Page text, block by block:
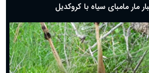
مار مامبای سیاه با کروکدیل